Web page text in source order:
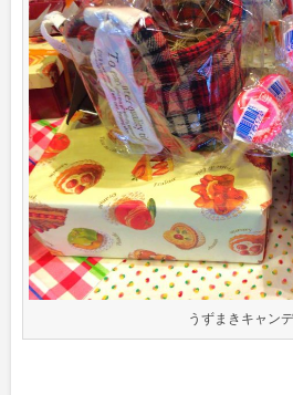
うずまきキャン